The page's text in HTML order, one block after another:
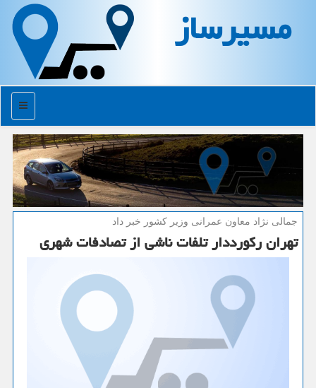
مسیرساز
منو
جمالی نژاد معاون عمرانی وزیر كشور خبر داد
تهران ركورددار تلفات ناشی از تصادفات شهری